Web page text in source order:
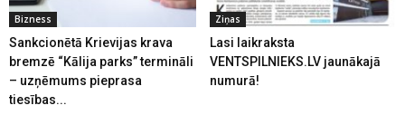
Bizness
Sankcionētā Krievijas krava
bremzē “Kālija parks” termināli
– uzņēmums pieprasa
tiesības...
Ziņas
Lasi laikraksta
VENTSPILNIEKS.LV jaunākajā
numurā!